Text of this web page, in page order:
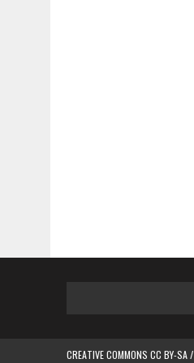
CREATIVE COMMONS CC BY-SA